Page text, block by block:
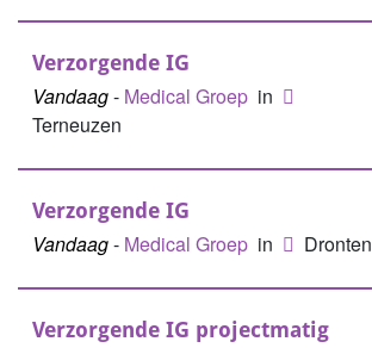
Verzorgende IG
Vandaag- Medical Groep in
Terneuzen
Verzorgende IG
Vandaag- Medical Groep in Dronten
Verzorgende IG projectmatig